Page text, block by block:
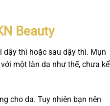
Beauty
dậy thì hoặc sau dậy thì. Mụn
một làn da như thế, chưa kể
cho da. Tuy nhiên bạn nên